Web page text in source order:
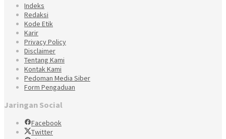
Indeks
Redaksi
Kode Etik
Karir
Privacy Policy
Disclaimer
Tentang Kami
Kontak Kami
Pedoman Media Siber
Form Pengaduan
Jaringan Social
Facebook
Twitter